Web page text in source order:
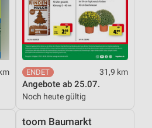
31,9 km
Angebote ab 25.07.
Noch heute gültig
toom Baumarkt